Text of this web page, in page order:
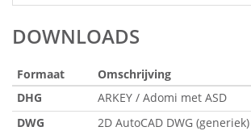
DOWNLOADS
Formaat Omschrijving
DHG
ARKEY / Adomi met ASD
DWG
2D AutoCAD DWG (generiek)